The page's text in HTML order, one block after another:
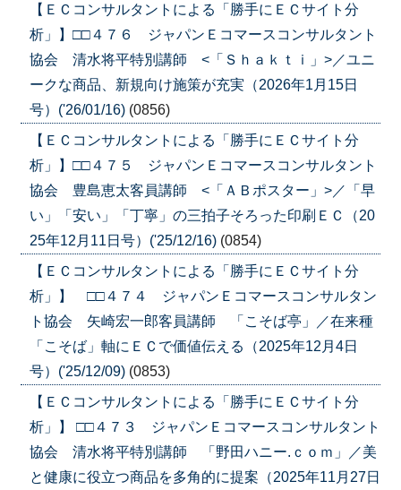
【ＥＣコンサルタントによる「勝手にＥＣサイト分
析」】□□４７６ ジャパンＥコマースコンサルタント
協会 清水将平特別講師 <「Ｓｈａｋｔｉ」>／ユニ
ークな商品、新規向け施策が充実（2026年1月15日
号）('26/01/16) (0856)
【ＥＣコンサルタントによる「勝手にＥＣサイト分
析」】□□４７５ ジャパンＥコマースコンサルタント
協会 豊島恵太客員講師 <「ＡＢポスター」>／「早
い」「安い」「丁寧」の三拍子そろった印刷ＥＣ（20
25年12月11日号）('25/12/16) (0854)
【ＥＣコンサルタントによる「勝手にＥＣサイト分
析」】 □□４７４ ジャパンＥコマースコンサルタン
ト協会 矢崎宏一郎客員講師 「こそば亭」／在来種
「こそば」軸にＥＣで価値伝える（2025年12月4日
号）('25/12/09) (0853)
【ＥＣコンサルタントによる「勝手にＥＣサイト分
析」】 □□４７３ ジャパンＥコマースコンサルタント
協会 清水将平特別講師 「野田ハニー.ｃｏｍ」／美
と健康に役立つ商品を多角的に提案（2025年11月27日